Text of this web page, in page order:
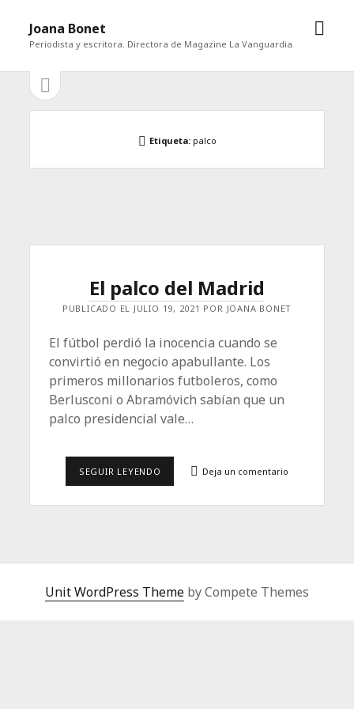
Joana Bonet
Periodista y escritora. Directora de Magazine La Vanguardia
abrir
Barra
lateral
abrir
barra
Etiqueta: palco
El palco del Madrid
PUBLICADO EL JULIO 19, 2021 POR JOANA BONET
El fútbol perdió la inocencia cuando se
convirtió en negocio apabullante. Los
primeros millonarios futboleros, como
Berlusconi o Abramóvich sabían que un
palco presidencial vale…
SEGUIR LEYENDO
MADRID
Deja un comentario
Unit WordPress Theme by Compete Themes